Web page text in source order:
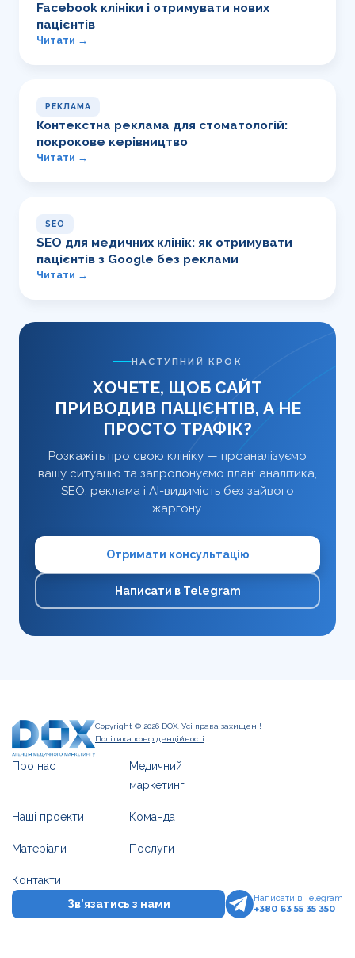
Написати в Telegram
Facebook клініки і отримувати нових
пацієнтів
Читати →
РЕКЛАМА
Контекстна реклама для стоматологій:
покрокове керівництво
Читати →
SEO
SEO для медичних клінік: як отримувати
пацієнтів з Google без реклами
Читати →
НАСТУПНИЙ КРОК
ХОЧЕТЕ, ЩОБ САЙТ
ПРИВОДИВ ПАЦІЄНТІВ, А НЕ
ПРОСТО ТРАФІК?
Розкажіть про свою клініку — проаналізуємо
вашу ситуацію та запропонуємо план: аналітика,
SEO, реклама і AI-видимість без зайвого
жаргону.
Отримати консультацію
Написати в Telegram
Copyright © 2026 DOX. Усі права захищені!
Політика конфіденційності
Про нас
Медичний
маркетинг
Наші проекти Команда
Матеріали Послуги
Контакти
Зв’язатись з нами
Написати в Telegram
+380 63 55 35 350